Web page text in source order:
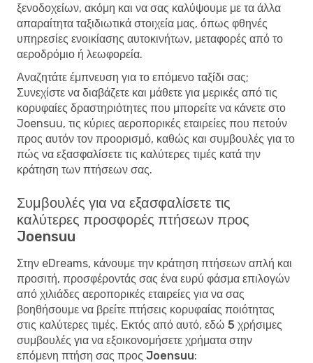
ξενοδοχείων, ακόμη και να σας καλύψουμε με τα άλλα
απαραίτητα ταξιδιωτικά στοιχεία μας, όπως φθηνές
υπηρεσίες ενοικίασης αυτοκινήτων, μεταφορές από το
αεροδρόμιο ή λεωφορεία.
Αναζητάτε έμπνευση για το επόμενο ταξίδι σας;
Συνεχίστε να διαβάζετε και μάθετε για μερικές από τις
κορυφαίες δραστηριότητες που μπορείτε να κάνετε στο
Joensuu, τις κύριες αεροπορικές εταιρείες που πετούν
προς αυτόν τον προορισμό, καθώς και συμβουλές για το
πώς να εξασφαλίσετε τις καλύτερες τιμές κατά την
κράτηση των πτήσεων σας.
Συμβουλές για να εξασφαλίσετε τις
καλύτερες προσφορές πτήσεων προς
Joensuu
Στην eDreams, κάνουμε την κράτηση πτήσεων απλή και
προσιτή, προσφέροντάς σας ένα ευρύ φάσμα επιλογών
από χιλιάδες αεροπορικές εταιρείες για να σας
βοηθήσουμε να βρείτε πτήσεις κορυφαίας ποιότητας
στις καλύτερες τιμές. Εκτός από αυτό, εδώ 5 χρήσιμες
συμβουλές για να εξοικονομήσετε χρήματα στην
επόμενη πτήση σας προς Joensuu: